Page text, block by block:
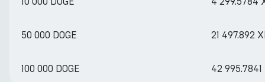
50 000 DOGE 21 497.892
100 000 DOGE 42